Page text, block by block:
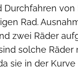
Durchfahren
Rad.
zwei Räder
solche Räder
sie in der